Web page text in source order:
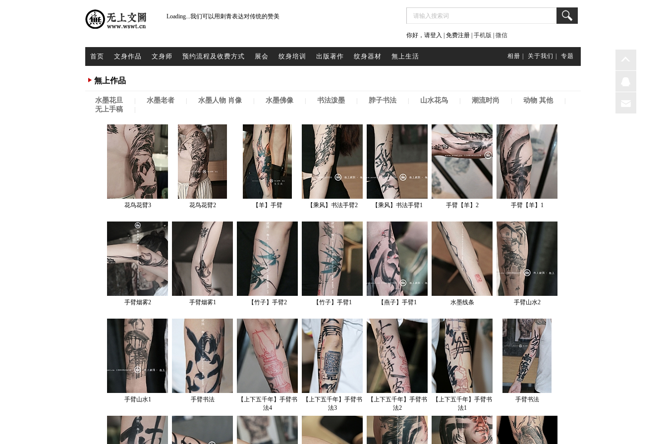
Loading...我们可以用刺青表达对传统的赞美
你好，请登入 | 免费注册 | 手机版 微信
首页 文身作品 文身师 预约流程及收费方式 展会 纹身培训 出版著作 纹身器材 無上生活 相册 | 关于我们 | 专题
無上作品
水墨花旦 水墨老者 水墨人物 肖像 水墨佛像 书法泼墨 脖子书法 山水花鸟 潮流时尚 动物 其他
无上手稿
花鸟花臂3 花鸟花臂2 【羊】手臂 【乘风】书法手臂2 【乘风】书法手臂1 手臂【羊】2 手臂【羊】1
手臂烟雾2 手臂烟雾1 【竹子】手臂2 【竹子】手臂1 【燕子】手臂1 水墨线条 手臂山水2
手臂山水1 手臂书法
【上下五千年】手臂书
法4
【上下五千年】手臂书
法3
【上下五千年】手臂书
法2
【上下五千年】手臂书
法1
手臂书法